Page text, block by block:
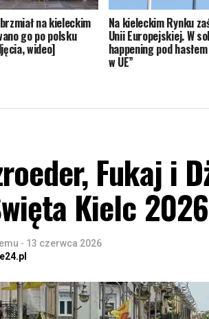
na kieleckim
go po polsku
wideo]
Na kieleckim Rynku
Unii Europejskiej. W
happening pod
w UE”
Fukaj i
Kielc 2026
- 13 czerwca 2026